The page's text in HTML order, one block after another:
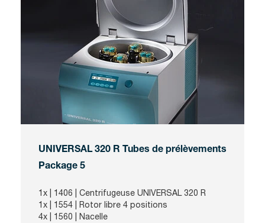
UNIVERSAL 320 R Tubes de prélèvements
Package 5
1x | 1406
| Centrifugeuse UNIVERSAL 320 R
1x | 1554
| Rotor libre 4 positions
4x | 1560
| Nacelle